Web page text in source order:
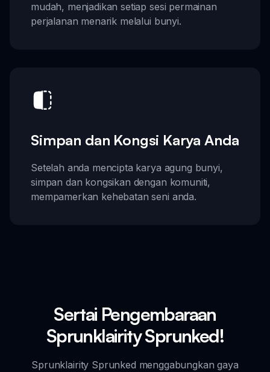
mudah, menjadikan setiap sesi permainan
perjalanan menarik melalui bunyi.
Simpan dan Kongsi Karya Anda
Setelah anda mencipta karya agung bunyi,
simpan dan kongsikan dengan komuniti,
mempamerkan kehebatan seni anda.
Sertai Pengembaraan
Sprunklairity Sprunked!
Sprunklairity Sprunked menggabungkan gaya